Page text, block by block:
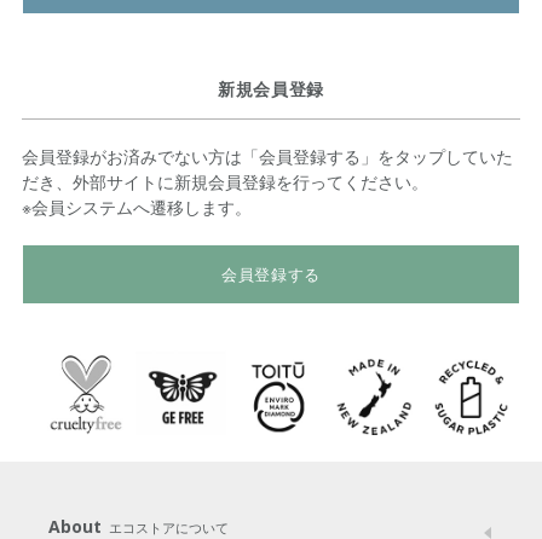
新規会員登録
会員登録がお済みでない方は「会員登録する」をタップしていた
だき、外部サイトに新規会員登録を行ってください。
※会員システムへ遷移します。
会員登録する
About エコストアについて